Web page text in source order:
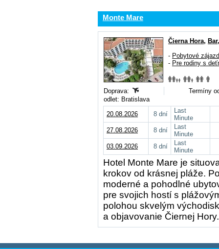
Monte Mare
Čierna Hora, Bar
- Pobytové
- Pre rodiny s
Doprava:
Termíny
odlet: Bratislava
20.08.2026
8 dní
Last
Minute
27.08.2026
8 dní
Last
Minute
03.09.2026
8 dní
Last
Minute
Hotel Monte Mare je
krokov od krásnej pláže.
moderné a pohodlné
pre svojich hostí s
polohou skvelým
a objavovanie Čiernej Hory.